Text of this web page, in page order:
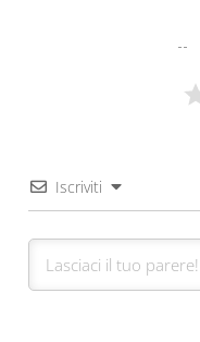
Iscriviti